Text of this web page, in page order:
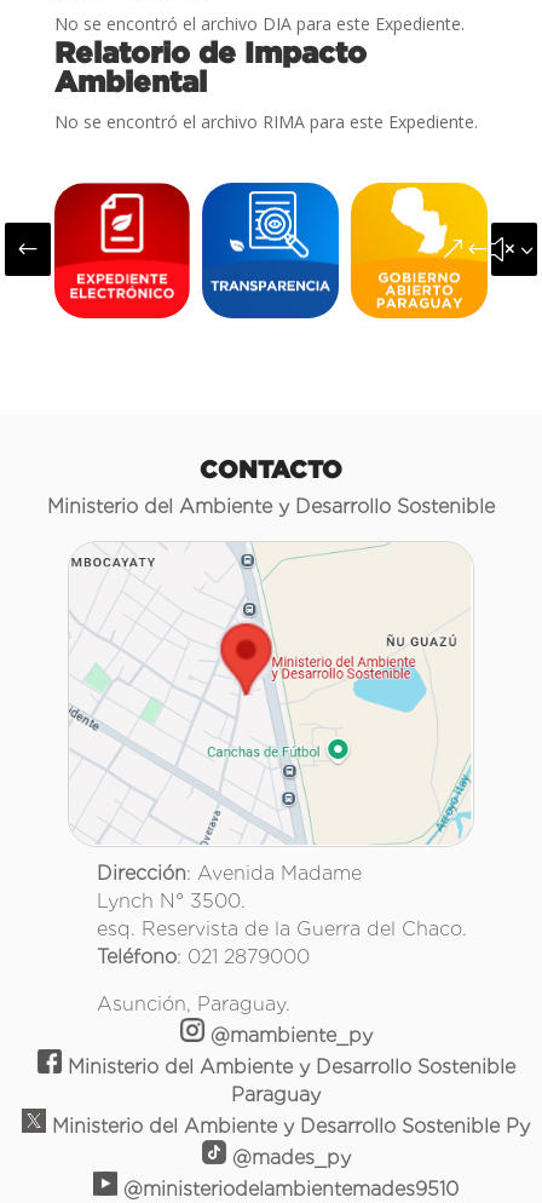
No se encontró el archivo DIA para este Expediente.
Relatorio de Impacto
Ambiental
No se encontró el archivo RIMA para este Expediente.
#
CONTACTO
Ministerio del Ambiente y Desarrollo Sostenible
Dirección: Avenida Madame
Lynch N° 3500.
esq. Reservista de la Guerra del Chaco.
Teléfono: 021 2879000
Asunción, Paraguay.
@mambiente_py
Ministerio del Ambiente y Desarrollo Sostenible
Paraguay
Ministerio del Ambiente y Desarrollo Sostenible Py
@mades_py
@ministeriodelambientemades9510